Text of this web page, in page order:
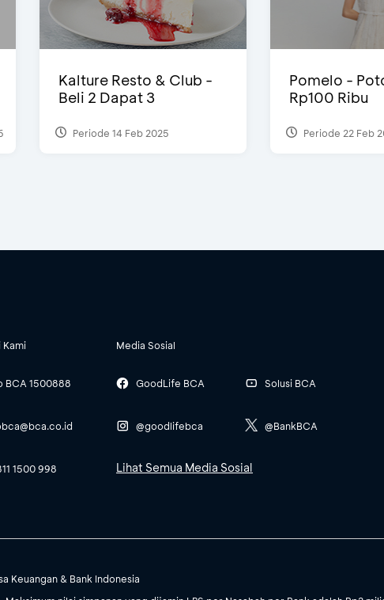
Kalture Resto & Club -
Beli 2 Dapat 3
Periode 14 Feb 2025
Pomelo -
Rp100 Ribu
Periode 22 Feb
Kami
BCA 1500888
1500 998
Media Sosial
GoodLife BCA
@goodlifebca
Solusi BCA
@BankBCA
Lihat Semua Media Sosial
Keuangan & Bank Indonesia